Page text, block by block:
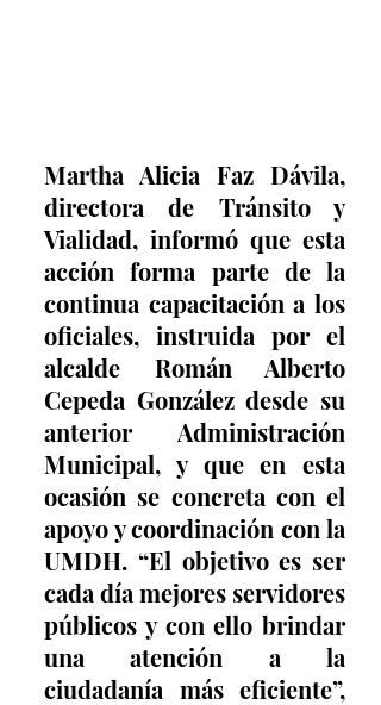
Martha Alicia Faz Dávila,
directora de Tránsito y
Vialidad, informó que esta
acción forma parte de la
continua capacitación a los
oficiales, instruida por el
alcalde Román Alberto
Cepeda González desde su
anterior Administración
Municipal, y que en esta
ocasión se concreta con el
apoyo y coordinación con la
UMDH. “El objetivo es ser
cada día mejores servidores
públicos y con ello brindar
una atención a la
ciudadanía más eficiente”,